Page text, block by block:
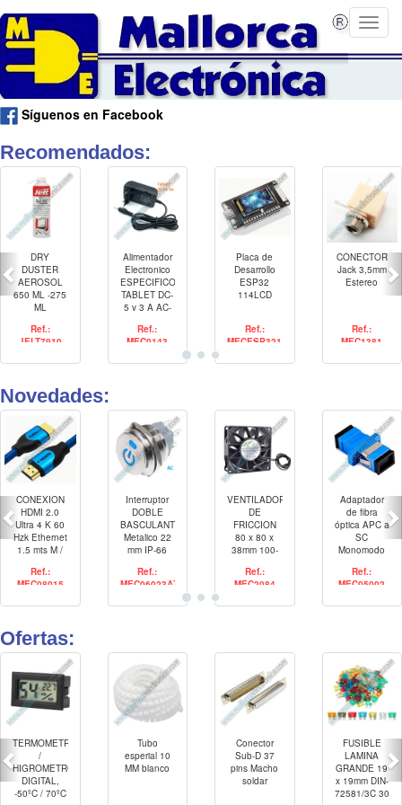
Síguenos en Facebook
Recomendados:
DRY
DUSTER
AEROSOL
650 ML -275
ML
Ref.:
JELT7910
Alimentador
Electronico
ESPECIFICO
TABLET DC-
5 v 3 A AC-
50-60Hz
Ref.:
MEC0143
Placa de
Desarrollo
ESP32
114LCD
Ref.:
MECESP321
CONECTOR
Jack 3,5mm
Estereo
Ref.:
MEC1381
Novedades:
CONEXION
HDMI 2.0
Ultra 4 K 60
Hzk Ethernet
1.5 mts M /
Ref.:
MEC08015
Interruptor
DOBLE
BASCULANTE
Metalico 22
mm IP-66
AZUL / AC
110/220V 2
Ref.:
MEC06023AZ
VENTILADOR
DE
FRICCION
80 x 80 x
38mm 100-
RPM
Ref.:
MEC2084
Adaptador
de fibra
óptica APC a
SC
Monomodo
Ref.:
MEC05002
Ofertas:
TERMOMETRO
/
HIGROMETRO
DIGITAL,
-50ºC / 70ºC
Tubo
esperial 10
MM blanco
Conector
Sub-D 37
pins Macho
soldar
FUSIBLE
LAMINA
GRANDE 19
x 19mm DIN-
72581/3C 30